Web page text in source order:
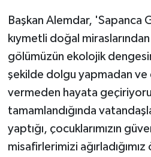
Başkan Alemdar, 'Sapanca
kıymetli doğal
gölümüzün ekolojik
şekilde dolgu yapmadan
vermeden hayata
tamamlandığında
yaptığı, çocuklarımızın
misafirlerimizi